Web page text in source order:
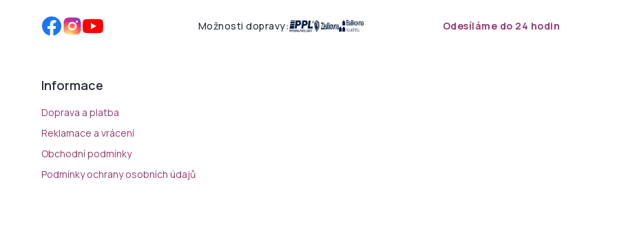
Možnosti dopravy: Odesíláme do 24 hodin
Informace
Doprava a platba
Reklamace a vrácení
Obchodní podmínky
Podmínky ochrany osobních údajů